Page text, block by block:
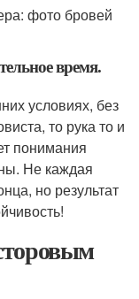
фото бровей
время.
условиях, без
то рука то и
понимания
Не каждая
но результат